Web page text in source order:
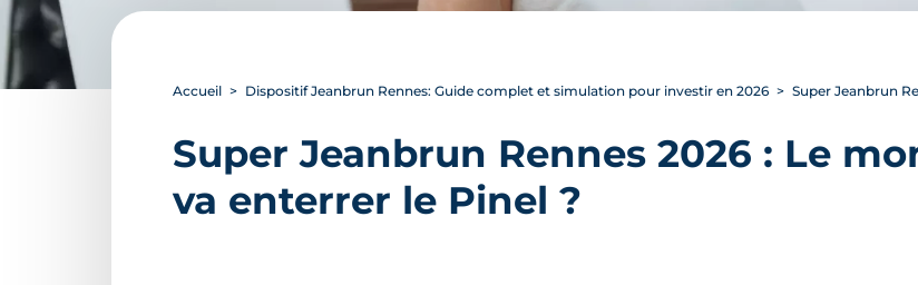
Accueil Dispositif Jeanbrun Rennes: Guide complet et simulation pour investir en 2026 Super Jeanbrun
Super Jeanbrun Rennes 2026 : Le
va enterrer le Pinel ?